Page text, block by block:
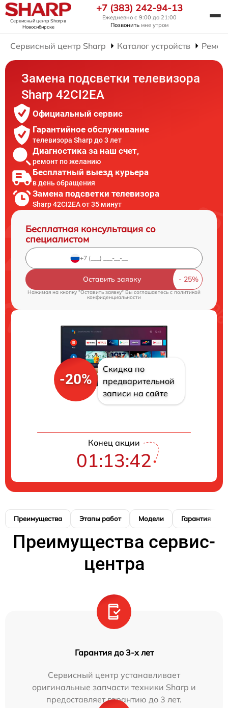
Сервисный центр Sharpв
Новосибирске
+7 (383) 242-94-13
Ежедневно с 9:00 до 21:00
Позвонить мне утром
Сервисный центр Sharp Каталог устройств
Замена подсветки телевизора
Sharp 42CI2EA
Официальный сервис
Гарантийное обслуживание
телевизора Sharp до 3 лет
Диагностика за наш счет,
ремонт по желанию
Бесплатный выезд курьера
в день обращения
Замена подсветки телевизора
Sharp 42CI2EA от 35 минут
Бесплатная консультация со
специалистом
Оставить заявку
Нажимая на кнопку "Оставить заявку" Вы соглашаетесь cполитикой
конфиденциальности
-20%
Скидка по
предварительной
записи на сайте
Конец акции
01:13:41
Преимущества Этапы работ Модели Гарантия
Преимущества сервис-
центра
Гарантия до 3-х лет
Сервисный центр устанавливает
оригинальные запчасти техники Sharp и
предоставляет гарантию до 3 лет.